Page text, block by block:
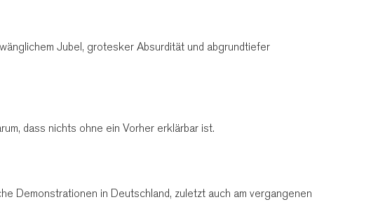
Jubel, grotesker Absurdität und abgrundtiefer
dass nichts ohne ein Vorher erklärbar ist.
Demonstrationen in Deutschland, zuletzt auch am vergangenen